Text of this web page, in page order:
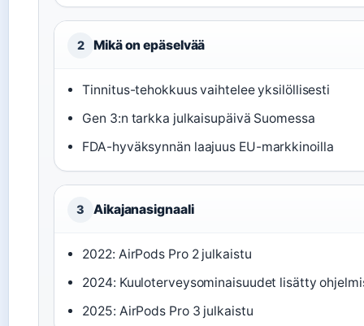
2 Mikä on epäselvää
Tinnitus-tehokkuus vaihtelee yksilöllisesti
Gen 3:n tarkka julkaisupäivä Suomessa
FDA-hyväksynnän laajuus EU-markkinoilla
3 Aikajanasignaali
2022: AirPods Pro 2 julkaistu
2024: Kuuloterveysominaisuudet lisätty
2025: AirPods Pro 3 julkaistu